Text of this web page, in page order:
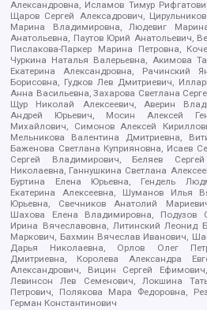
Александровна, Исламов Тимур
Щаров Сергей Алексадрович,
Марина Владимировна, Людевиг
Анатольевна, Паутов Юрий Анатольевич,
Пислакова-Паркер Марина Петровна,
Чуркина Наталья Валерьевна, Акимова
Екатерина Александровна, Рачинский
Борисовна, Гудков Лев Дмитриевич,
Анна Васильевна, Захарова Светлана
Щур Николай Алексеевич, Аверин
Андрей Юрьевич, Мосин Алексей
Михайлович, Симонов Алексей
Мельникова Валентина Дмитриевна,
Баженова Светлана Куприяновна, Исаев
Сергей Владимирович, Беляев
Николаевна, Ганнушкина Светлана
Буртина Елена Юрьевна, Гендель
Екатерина Алексеевна, Шуманов Илья
Юрьевна, Свечников Анатолий
Шахова Елена Владимировна, Подузов
Ирина Вячеславовна, Литинский Леонид
Маркович, Бахмин Вячеслав Иванович,
Дарья Николаевна, Орлов Олег
Дмитриевна, Королева Александра
Александрович, Вицин Сергей
Левинсон Лев Семенович, Локшина
Петрович, Полякова Мара Федоровна,
Герман Константинович